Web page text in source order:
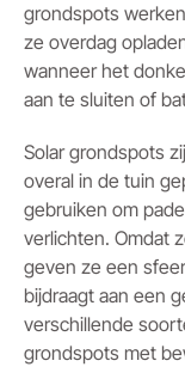
grondspots
ze overdag
wanneer het
aan te sluiten of
Solar grondspots
overal in de tuin
gebruiken om
verlichten. Omdat
geven ze een
bijdraagt aan een
verschillende
grondspots met